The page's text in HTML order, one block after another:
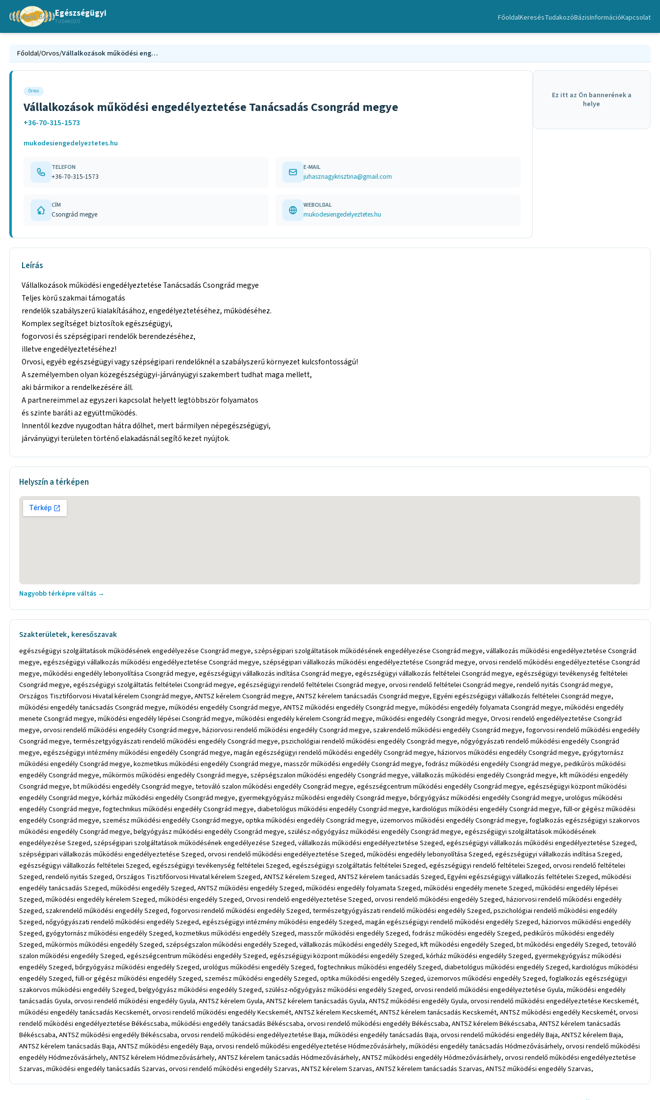
Egészségügyi
TUDAKOZÓ FőoldalKeresésTudakozóBázisInformációKapcsolat
Főoldal/Orvos/ Vállalkozások működési engedélyeztetése Tanácsadás Csongrád megye
Orvos
Vállalkozások működési engedélyeztetése Tanácsadás Csongrád megye
+36-70-315-1573
mukodesiengedelyeztetes.hu
TELEFON
+36-70-315-1573
E-MAIL
juhasznagykrisztina@gmail.com
CÍM
Csongrád megye
WEBOLDAL
mukodesiengedelyeztetes.hu
Ez itt az Ön bannerének a
helye
Leírás
Vállalkozások működési engedélyeztetése Tanácsadás Csongrád megye
Teljes körű szakmai támogatás
rendelők szabályszerű kialakításához, engedélyeztetéséhez, működéséhez.
Komplex segítséget biztosítok egészségügyi,
fogorvosi és szépségipari rendelők berendezéséhez,
illetve engedélyeztetéséhez!
Orvosi, egyéb egészségügyi vagy szépségipari rendelőknél a szabályszerű környezet kulcsfontosságú!
A személyemben olyan közegészségügyi-járványügyi szakembert tudhat maga mellett,
aki bármikor a rendelkezésére áll.
A partnereimmel az egyszeri kapcsolat helyett legtöbbször folyamatos
és szinte baráti az együttműködés.
Innentől kezdve nyugodtan hátra dőlhet, mert bármilyen népegészségügyi,
járványügyi területen történő elakadásnál segítő kezet nyújtok.
Helyszín a térképen
Nagyobb térképre váltás →
Szakterületek, keresőszavak
egészségügyi szolgáltatások működésének engedélyezése Csongrád megye, szépségipari szolgáltatások működésének engedélyezése Csongrád megye, vállalkozás működési engedélyeztetése Csongrád
megye, egészségügyi vállalkozás működési engedélyeztetése Csongrád megye, szépségipari vállalkozás működési engedélyeztetése Csongrád megye, orvosi rendelő működési engedélyeztetése Csongrád
megye, működési engedély lebonyolítása Csongrád megye, egészségügyi vállalkozás indítása Csongrád megye, egészségügyi vállalkozás feltételei Csongrád megye, egészségügyi tevékenység feltételei
Csongrád megye, egészségügyi szolgáltatás feltételei Csongrád megye, egészségügyi rendelő feltételei Csongrád megye, orvosi rendelő feltételei Csongrád megye, rendelő nyitás Csongrád megye,
Országos Tisztifőorvosi Hivatal kérelem Csongrád megye, ANTSZ kérelem Csongrád megye, ANTSZ kérelem tanácsadás Csongrád megye, Egyéni egészségügyi vállalkozás feltételei Csongrád megye,
működési engedély tanácsadás Csongrád megye, működési engedély Csongrád megye, ANTSZ működési engedély Csongrád megye, működési engedély folyamata Csongrád megye, működési engedély
menete Csongrád megye, működési engedély lépései Csongrád megye, működési engedély kérelem Csongrád megye, működési engedély Csongrád megye, Orvosi rendelő engedélyeztetése Csongrád
megye, orvosi rendelő működési engedély Csongrád megye, háziorvosi rendelő működési engedély Csongrád megye, szakrendelő működési engedély Csongrád megye, fogorvosi rendelő működési engedély
Csongrád megye, természetgyógyászati rendelő működési engedély Csongrád megye, pszichológiai rendelő működési engedély Csongrád megye, nőgyógyászati rendelő működési engedély Csongrád
megye, egészségügyi intézmény működési engedély Csongrád megye, magán egészségügyi rendelő működési engedély Csongrád megye, háziorvos működési engedély Csongrád megye, gyógytornász
működési engedély Csongrád megye, kozmetikus működési engedély Csongrád megye, masszőr működési engedély Csongrád megye, fodrász működési engedély Csongrád megye, pedikűrös működési
engedély Csongrád megye, műkörmös működési engedély Csongrád megye, szépségszalon működési engedély Csongrád megye, vállalkozás működési engedély Csongrád megye, kft működési engedély
Csongrád megye, bt működési engedély Csongrád megye, tetováló szalon működési engedély Csongrád megye, egészségcentrum működési engedély Csongrád megye, egészségügyi központ működési
engedély Csongrád megye, kórház működési engedély Csongrád megye, gyermekgyógyász működési engedély Csongrád megye, bőrgyógyász működési engedély Csongrád megye, urológus működési
engedély Csongrád megye, fogtechnikus működési engedély Csongrád megye, diabetológus működési engedély Csongrád megye, kardiológus működési engedély Csongrád megye, füll-or gégész működési
engedély Csongrád megye, szemész működési engedély Csongrád megye, optika működési engedély Csongrád megye, üzemorvos működési engedély Csongrád megye, foglalkozás egészségügyi szakorvos
működési engedély Csongrád megye, belgyógyász működési engedély Csongrád megye, szülész-nőgyógyász működési engedély Csongrád megye, egészségügyi szolgáltatások működésének
engedélyezése Szeged, szépségipari szolgáltatások működésének engedélyezése Szeged, vállalkozás működési engedélyeztetése Szeged, egészségügyi vállalkozás működési engedélyeztetése Szeged,
szépségipari vállalkozás működési engedélyeztetése Szeged, orvosi rendelő működési engedélyeztetése Szeged, működési engedély lebonyolítása Szeged, egészségügyi vállalkozás indítása Szeged,
egészségügyi vállalkozás feltételei Szeged, egészségügyi tevékenység feltételei Szeged, egészségügyi szolgáltatás feltételei Szeged, egészségügyi rendelő feltételei Szeged, orvosi rendelő feltételei
Szeged, rendelő nyitás Szeged, Országos Tisztifőorvosi Hivatal kérelem Szeged, ANTSZ kérelem Szeged, ANTSZ kérelem tanácsadás Szeged, Egyéni egészségügyi vállalkozás feltételei Szeged, működési
engedély tanácsadás Szeged, működési engedély Szeged, ANTSZ működési engedély Szeged, működési engedély folyamata Szeged, működési engedély menete Szeged, működési engedély lépései
Szeged, működési engedély kérelem Szeged, működési engedély Szeged, Orvosi rendelő engedélyeztetése Szeged, orvosi rendelő működési engedély Szeged, háziorvosi rendelő működési engedély
Szeged, szakrendelő működési engedély Szeged, fogorvosi rendelő működési engedély Szeged, természetgyógyászati rendelő működési engedély Szeged, pszichológiai rendelő működési engedély
Szeged, nőgyógyászati rendelő működési engedély Szeged, egészségügyi intézmény működési engedély Szeged, magán egészségügyi rendelő működési engedély Szeged, háziorvos működési engedély
Szeged, gyógytornász működési engedély Szeged, kozmetikus működési engedély Szeged, masszőr működési engedély Szeged, fodrász működési engedély Szeged, pedikűrös működési engedély
Szeged, műkörmös működési engedély Szeged, szépségszalon működési engedély Szeged, vállalkozás működési engedély Szeged, kft működési engedély Szeged, bt működési engedély Szeged, tetováló
szalon működési engedély Szeged, egészségcentrum működési engedély Szeged, egészségügyi központ működési engedély Szeged, kórház működési engedély Szeged, gyermekgyógyász működési
engedély Szeged, bőrgyógyász működési engedély Szeged, urológus működési engedély Szeged, fogtechnikus működési engedély Szeged, diabetológus működési engedély Szeged, kardiológus működési
engedély Szeged, füll-or gégész működési engedély Szeged, szemész működési engedély Szeged, optika működési engedély Szeged, üzemorvos működési engedély Szeged, foglalkozás egészségügyi
szakorvos működési engedély Szeged, belgyógyász működési engedély Szeged, szülész-nőgyógyász működési engedély Szeged, orvosi rendelő működési engedélyeztetése Gyula, működési engedély
tanácsadás Gyula, orvosi rendelő működési engedély Gyula, ANTSZ kérelem Gyula, ANTSZ kérelem tanácsadás Gyula, ANTSZ működési engedély Gyula, orvosi rendelő működési engedélyeztetése Kecskemét,
működési engedély tanácsadás Kecskemét, orvosi rendelő működési engedély Kecskemét, ANTSZ kérelem Kecskemét, ANTSZ kérelem tanácsadás Kecskemét, ANTSZ működési engedély Kecskemét, orvosi
rendelő működési engedélyeztetése Békéscsaba, működési engedély tanácsadás Békéscsaba, orvosi rendelő működési engedély Békéscsaba, ANTSZ kérelem Békéscsaba, ANTSZ kérelem tanácsadás
Békéscsaba, ANTSZ működési engedély Békéscsaba, orvosi rendelő működési engedélyeztetése Baja, működési engedély tanácsadás Baja, orvosi rendelő működési engedély Baja, ANTSZ kérelem Baja,
ANTSZ kérelem tanácsadás Baja, ANTSZ működési engedély Baja, orvosi rendelő működési engedélyeztetése Hódmezővásárhely, működési engedély tanácsadás Hódmezővásárhely, orvosi rendelő működési
engedély Hódmezővásárhely, ANTSZ kérelem Hódmezővásárhely, ANTSZ kérelem tanácsadás Hódmezővásárhely, ANTSZ működési engedély Hódmezővásárhely, orvosi rendelő működési engedélyeztetése
Szarvas, működési engedély tanácsadás Szarvas, orvosi rendelő működési engedély Szarvas, ANTSZ kérelem Szarvas, ANTSZ kérelem tanácsadás Szarvas, ANTSZ működési engedély Szarvas,